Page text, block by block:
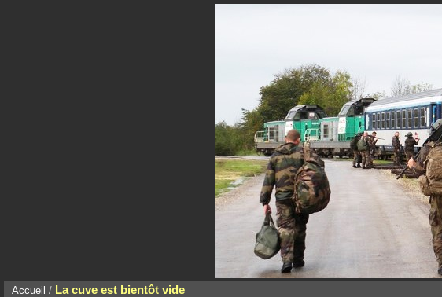
Accueil / La cuve est bientôt vide